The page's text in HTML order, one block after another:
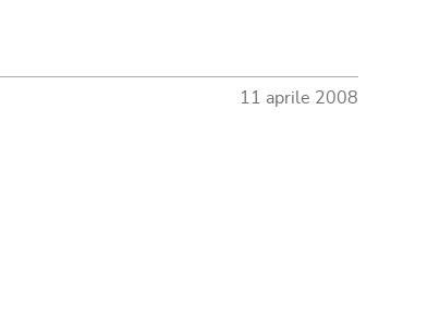
11 aprile 2008